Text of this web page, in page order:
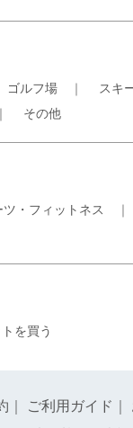
ゴルフ場 ｜ スキ
その他
ツ・フィットネス
を買う
ご利用ガイド